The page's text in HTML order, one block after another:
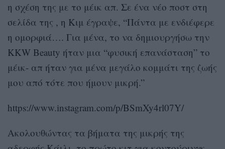
η σχέση της με το μέικ απ. Σε ένα νέο ποστ στη
σελίδα της , η Κιμ έγραψε, “Πάντα με ενδιέφερε
η ομορφιά…. Για μένα, το να δημιουργήσω την
KKW Beauty ήταν μια “φυσική επανάσταση” το
μέικ- απ ήταν για μένα μεγάλο κομμάτι της ζωής
μου από τότε που ήμουν μικρή.”
https://www.instagram.com/p/BSmXy4rl07Y/
Ακολουθώντας τα βήματα της μικρής της